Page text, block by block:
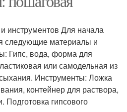
инструментов Для начала
следующие материалы и
Гипс, вода, форма для
или самодельная из
Инструменты: Ложка
контейнер для раствора,
Подготовка гипсового